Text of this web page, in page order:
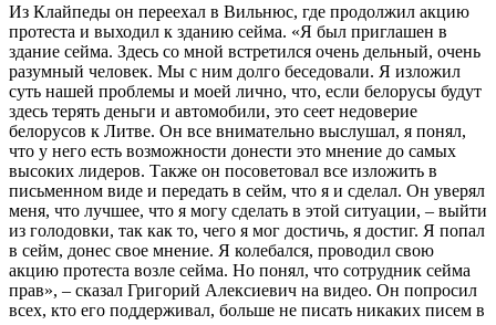
Из Клайпеды он переехал в Вильнюс, где продолжил акцию
протеста и выходил к зданию сейма. «Я был приглашен в
здание сейма. Здесь со мной встретился очень дельный, очень
разумный человек. Мы с ним долго беседовали. Я изложил
суть нашей проблемы и моей лично, что, если белорусы будут
здесь терять деньги и автомобили, это сеет недоверие
белорусов к Литве. Он все внимательно выслушал, я понял,
что у него есть возможности донести это мнение до самых
высоких лидеров. Также он посоветовал все изложить в
письменном виде и передать в сейм, что я и сделал. Он уверял
меня, что лучшее, что я могу сделать в этой ситуации, – выйти
из голодовки, так как то, чего я мог достичь, я достиг. Я попал
в сейм, донес свое мнение. Я колебался, проводил свою
акцию протеста возле сейма. Но понял, что сотрудник сейма
прав», – сказал Григорий Алексиевич на видео. Он попросил
всех, кто его поддерживал, больше не писать никаких писем в